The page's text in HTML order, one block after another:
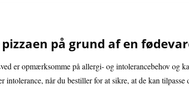
på grund af en
er opmærksomme på allergi- og intolerancebehov og
intolerance, når du bestiller for at sikre, at de kan tilpasse